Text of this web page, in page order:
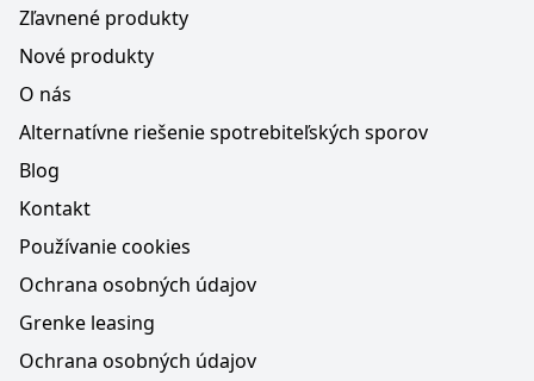
Zľavnené produkty
Nové produkty
O nás
Alternatívne riešenie spotrebiteľských sporov
Blog
Kontakt
Používanie cookies
Ochrana osobných údajov
Grenke leasing
Ochrana osobných údajov